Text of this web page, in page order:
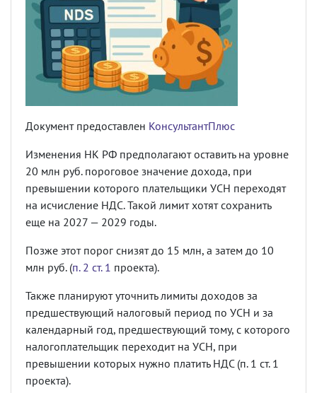
Документ предоставлен КонсультантПлюс
Изменения НК РФ предполагают оставить на уровне
20 млн руб. пороговое значение дохода, при
превышении которого плательщики УСН переходят
на исчисление НДС. Такой лимит хотят сохранить
еще на 2027 — 2029 годы.
Позже этот порог снизят до 15 млн, а затем до 10
млн руб. (п. 2 ст. 1 проекта).
Также планируют уточнить лимиты доходов за
предшествующий налоговый период по УСН и за
календарный год, предшествующий тому, с которого
налогоплательщик переходит на УСН, при
превышении которых нужно платить НДС (п. 1 ст. 1
проекта).